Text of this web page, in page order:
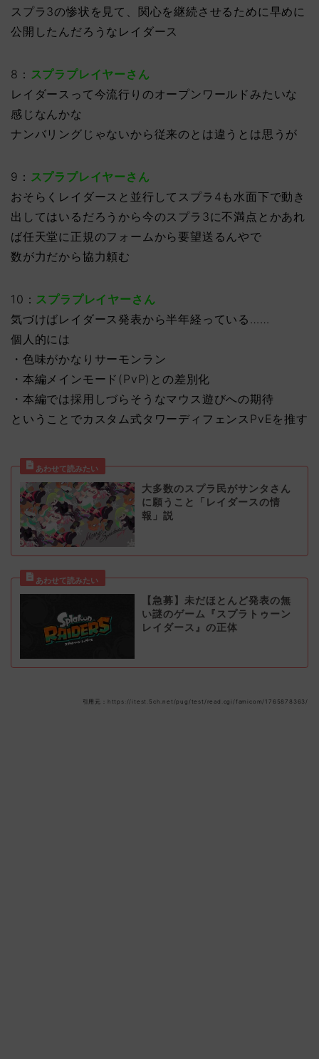
スプラ3の惨状を見て、関心を継続させるために早めに
公開したんだろうなレイダース
8： スプラプレイヤーさん
レイダースって今流行りのオープンワールドみたいな
感じなんかな
ナンバリングじゃないから従来のとは違うとは思うが
9： スプラプレイヤーさん
おそらくレイダースと並行してスプラ4も水面下で動き
出してはいるだろうから今のスプラ3に不満点とかあれ
ば任天堂に正規のフォームから要望送るんやで
数が力だから協力頼む
10： スプラプレイヤーさん
気づけばレイダース発表から半年経っている……
個人的には
・色味がかなりサーモンラン
・本編メインモード(PvP)との差別化
・本編では採用しづらそうなマウス遊びへの期待
ということでカスタム式タワーディフェンスPvEを推す
大多数のスプラ民がサンタさん
に願うこと「レイダースの情
報」説
【急募】未だほとんど発表の無
い謎のゲーム『スプラトゥーン
レイダース』の正体
引用元：https://itest.5ch.net/pug/test/read.cgi/famicom/1765878363/